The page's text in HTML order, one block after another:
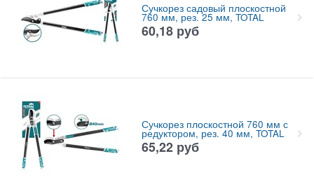
Сучкорез садовый плоскостной
760 мм, рез. 25 мм, TOTAL
60,18 руб
Сучкорез плоскостной 760 мм с
редуктором, рез. 40 мм, TOTAL
65,22 руб